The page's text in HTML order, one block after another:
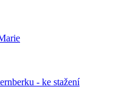
- ke stažení